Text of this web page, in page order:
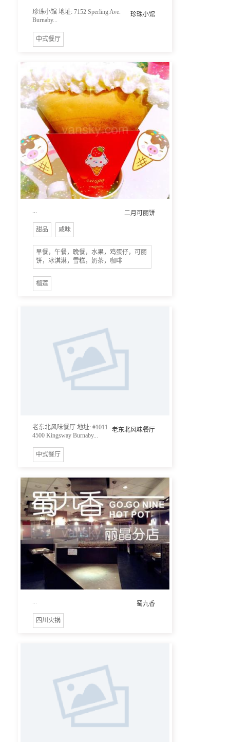
珍珠小馆
珍珠小馆 地址: 7152 Sperling Ave.
Burnaby...
中式餐厅
二月可丽饼
...
甜品 咸味
早餐，午餐，晚餐，水果，鸡蛋仔，可丽
饼，冰淇淋，雪糕，奶茶，咖啡
榴莲
老东北风味餐厅
老东北风味餐厅 地址: #1011 -
4500 Kingsway Burnaby...
中式餐厅
蜀九香
四川火锅